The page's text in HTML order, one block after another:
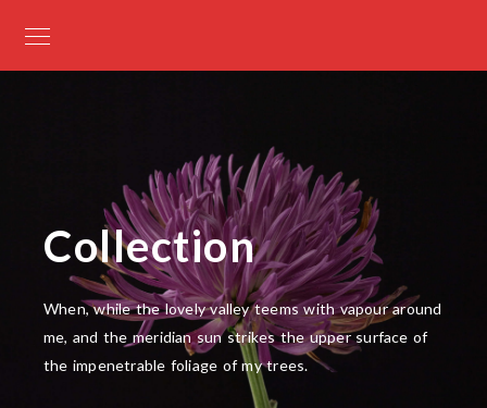
Collection
When, while the lovely valley teems with vapour around
me, and the meridian sun strikes the upper surface of
the impenetrable foliage of my trees.